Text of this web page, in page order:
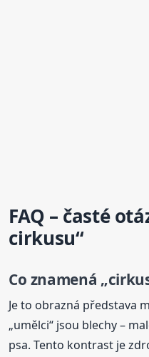
FAQ – časté
cirkusu“
Co znamená
Je to obrazná představa
„umělci“ jsou blechy –
psa. Tento kontrast je